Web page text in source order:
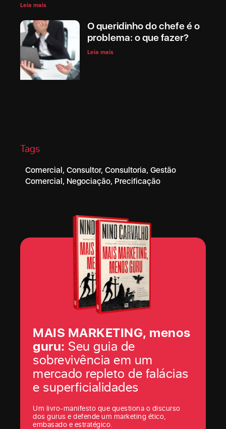
Leia mais
O queridinho do chefe é o
problema: o que fazer?
Leia mais
Tags
Comercial, Consultor, Consultoria, Gestão
Comercial, Negociação, Precificação
MAIS MARKETING, menos
guru: Seu guia de
sobrevivência em um
mercado repleto de falácias
e superficialidades
Um livro-manifesto que questiona o discurso
dos gurus e defende um marketing ético,
embasado e estratégico.